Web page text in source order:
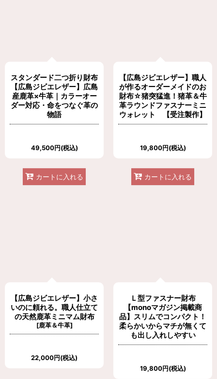
スタンダード二つ折り財布
【広島ジビエレザー】広島
産鹿革×牛革｜カラーオー
ダー対応・命をつなぐ革の
物語
49,500円(税込)
カートに入れる
【広島ジビエレザー】職人
が作るオーダーメイドのお
財布☆猪突猛進！猪革＆牛
革ラウンドファスナーミニ
ウォレット 【受注製作】
19,800円(税込)
カートに入れる
【広島ジビエレザー】小さ
いのに頼れる。職人仕立て
の天然鹿革ミニマム財布
[鹿革＆牛革]
22,000円(税込)
Ｌ型ファスナー財布
【monoマガジン掲載商
品】スリムでコンパクト！
柔らかいからマチが無くて
も出し入れしやすい
19,800円(税込)